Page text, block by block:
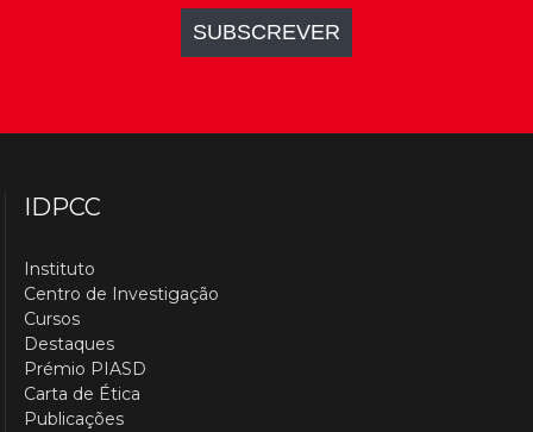
IDPCC
Instituto
Centro de Investigação
Cursos
Destaques
Prémio PIASD
Carta de Ética
Publicações